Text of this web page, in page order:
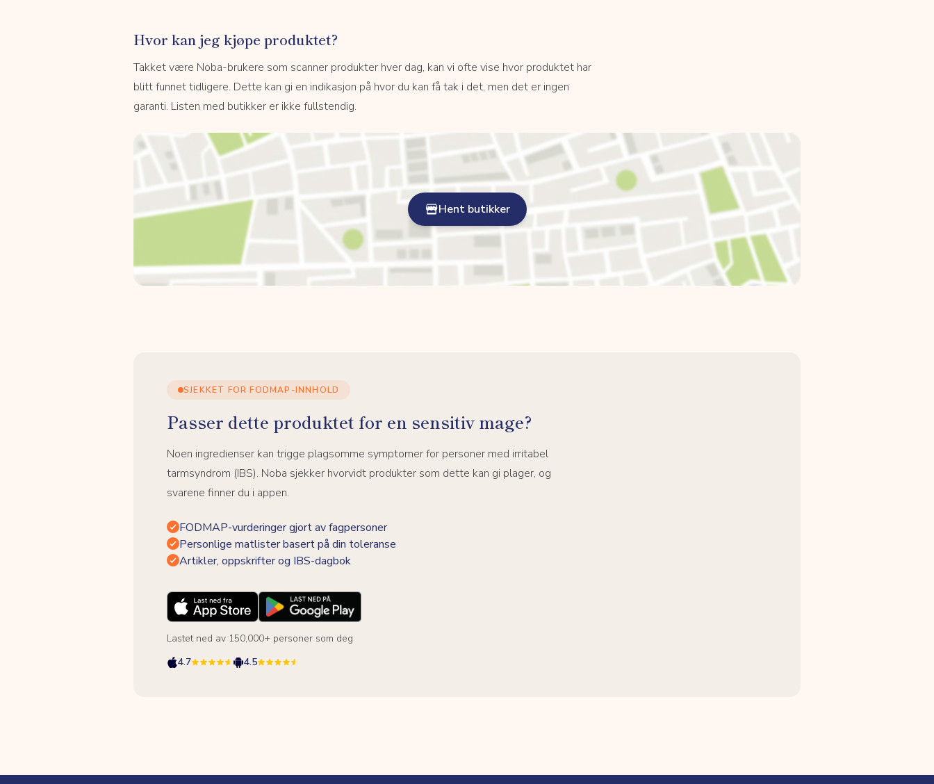
Hvor kan jeg kjøpe produktet?
Takket være Noba-brukere som scanner produkter hver dag, kan vi ofte vise hvor produktet har
blitt funnet tidligere. Dette kan gi en indikasjon på hvor du kan få tak i det, men det er ingen
garanti. Listen med butikker er ikke fullstendig.
Hent butikker
SJEKKET FOR FODMAP-INNHOLD
Passer dette produktet for en sensitiv mage?
Noen ingredienser kan trigge plagsomme symptomer for personer med irritabel
tarmsyndrom (IBS). Noba sjekker hvorvidt produkter som dette kan gi plager, og
svarene finner du i appen.
FODMAP-vurderinger gjort av fagpersoner
Personlige matlister basert på din toleranse
Artikler, oppskrifter og IBS-dagbok
Lastet ned av 150,000+ personer som deg
4.7
4.5